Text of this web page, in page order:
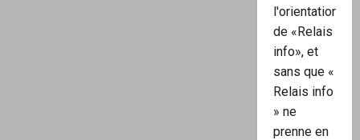
l'orientation
de «Relais
info», et
sans que «
Relais info
» ne
prenne en